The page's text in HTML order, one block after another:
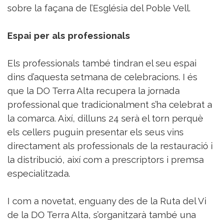
sobre la façana de l’Església del Poble Vell.
Espai per als professionals
Els professionals també tindran el seu espai
dins d’aquesta setmana de celebracions. I és
que la DO Terra Alta recupera la jornada
professional que tradicionalment s’ha celebrat a
la comarca. Així, dilluns 24 serà el torn perquè
els cellers puguin presentar els seus vins
directament als professionals de la restauració i
la distribució, així com a prescriptors i premsa
especialitzada.
I com a novetat, enguany des de la Ruta del Vi
de la DO Terra Alta, s’organitzarà també una